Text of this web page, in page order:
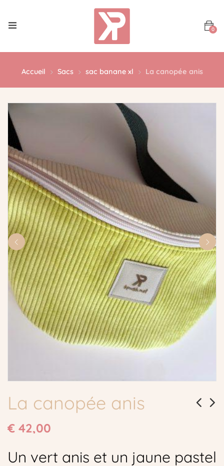
0
Accueil Sacs sac banane xl La canopée anis
La canopée anis
€ 42,00
Un vert anis et un jaune pastel